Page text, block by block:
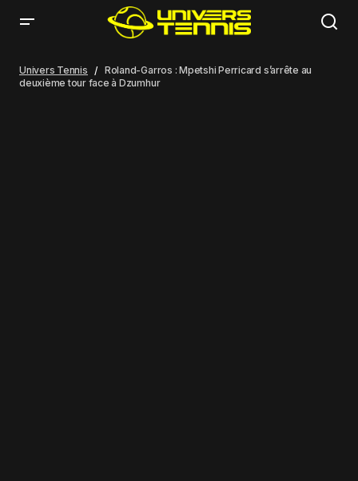
Dzumhur
Univers Tennis
Roland-Garros : Mpetshi Perricard s’arrête au
deuxième tour face à Dzumhur